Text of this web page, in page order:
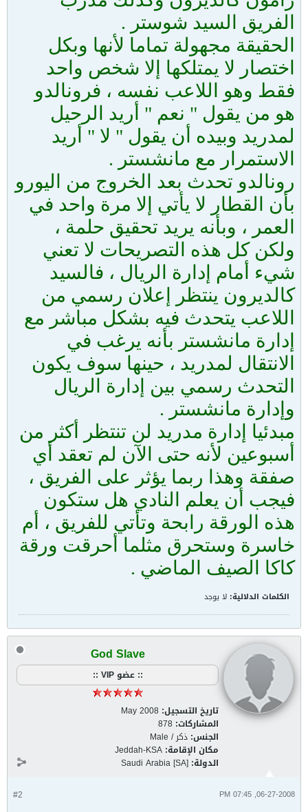
الفريق السيد شوستر .
الحقيقة مجهولة تماما لأنها وبكل
اختصار لا يمتلكها إلا شخص واحد
فقط وهو اللاعب نفسه ، فرونالدو
هو من يقول " نعم " أريد الرحيل
لمدريد وبيده أن يقول " لا " أريد
الاستمرار مع مانشستر .
رونالدو تحدث بعد الخروج من اليورو
بأن القطار لا يأتي إلا مرة واحد في
العمر ، وبأنه يريد تحقيق حلمة ،
ولكن كل هذه التصريحات لا تعني
شيء أمام إدارة الريال ، فالسيد
كالديرون ينتظر إعلان رسمي من
اللاعب يتحدث فيه بشكل مباشر مع
إدارة مانشستر بأنه يرغب في
الانتقال لمدريد ، حينها سوف يكون
التحدث رسمي بين إدارة الريال
وإدارة مانشستر .
مبدئيا إدارة مدريد لن تنتظر أكثر من
أسبوعين لأنه حتى الآن لم تعقد أي
صفقة وهذا ربما يؤثر على الفريق ،
فيجب أن يعلم النادي هل ستكون
هذه الورقة رابحة وتأتي للفريق ، أم
خاسرة وستحرق مثلما أحرقت ورقة
كاكا الصيف الماضي .
الكلمات الدلالية: لا يوجد
God Slave
:: عضو VIP ::
تاريخ التسجيل: May 2008
المشاركات: 878
الجنس: ذكر / Male
مكان الإقامة: Jeddah-KSA
الدولة: Saudi Arabia [SA]
#2 06-27-2008, 07:45 PM